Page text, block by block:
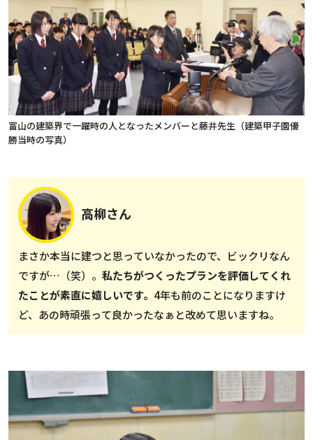
富山の建築界で一躍時の人となったメンバーと藤井先生（建築甲子園優
勝当時の写真）
高柳さん
まさか本当に建つと思っていなかったので、ビックリなん
ですが…（笑）。 私たちがつくったプランを評価してくれ
たことが素直に嬉しいです。 4年も前のことになりますけ
ど、あの時頑張って良かったなぁと改めて思いますね。